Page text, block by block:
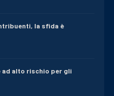
la sfida è
alto rischio per gli